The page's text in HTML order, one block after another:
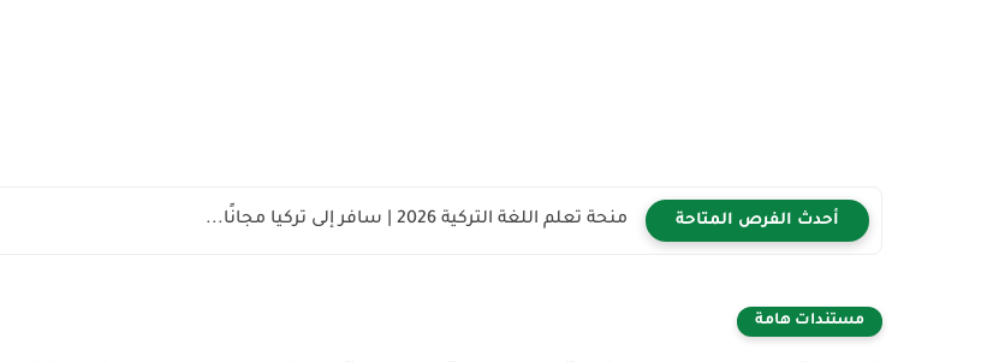
أحدث الفرص المتاحة منحة تعلم اللغة التركية 2026 | سافر إلى تركيا مجانًا...
مستندات هامة